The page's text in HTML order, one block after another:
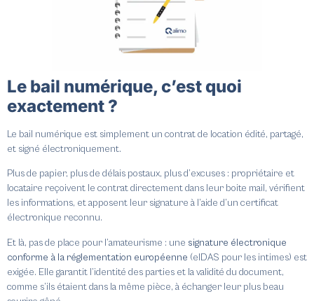
Le bail numérique, c’est quoi
exactement ?
Le bail numérique est simplement un contrat de location édité, partagé,
et signé électroniquement.
Plus de papier, plus de délais postaux, plus d’excuses : propriétaire et
locataire reçoivent le contrat directement dans leur boite mail, vérifient
les informations, et apposent leur signature à l’aide d’un certificat
électronique reconnu.
Et là, pas de place pour l’amateurisme : une signature électronique
conforme à la réglementation européenne (eIDAS pour les intimes) est
exigée. Elle garantit l’identité des parties et la validité du document,
comme s’ils étaient dans la même pièce, à échanger leur plus beau